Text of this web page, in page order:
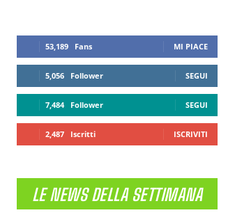
53,189 Fans MI PIACE
5,056 Follower SEGUI
7,484 Follower SEGUI
2,487 Iscritti ISCRIVITI
LE NEWS DELLA SETTIMANA